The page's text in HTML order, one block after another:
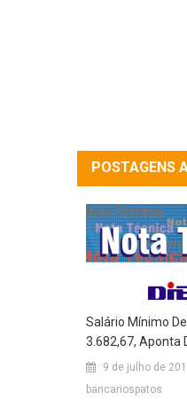
POSTAGENS
Salário Mínimo
3.682,67, Aponta
9 de julho de
bancariospatos